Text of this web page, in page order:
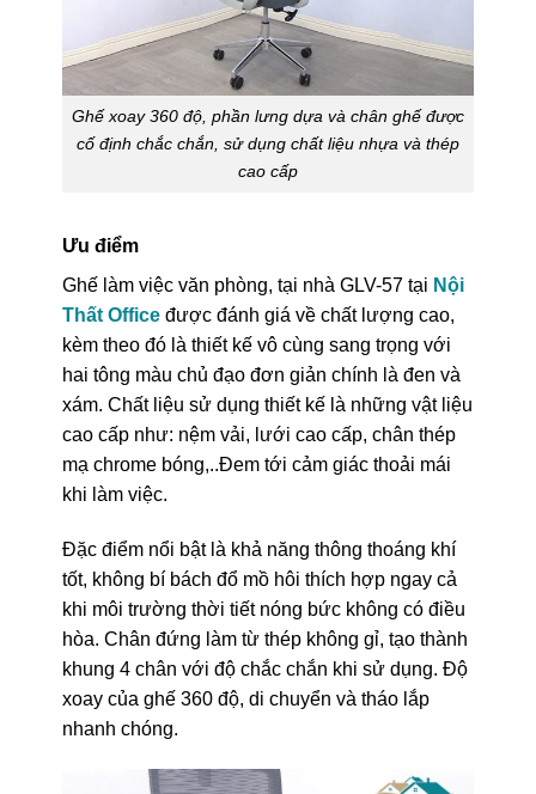
Ghế xoay 360 độ, phần lưng dựa và chân ghế được
cố định chắc chắn, sử dụng chất liệu nhựa và thép
cao cấp
Ưu điểm
Ghế làm việc văn phòng, tại nhà GLV-57 tại Nội
Thất Officeđược đánh giá về chất lượng cao,
kèm theo đó là thiết kế vô cùng sang trọng với
hai tông màu chủ đạo đơn giản chính là đen và
xám. Chất liệu sử dụng thiết kế là những vật liệu
cao cấp như: nệm vải, lưới cao cấp, chân thép
mạ chrome bóng,..Đem tới cảm giác thoải mái
khi làm việc.
Đặc điểm nổi bật là khả năng thông thoáng khí
tốt, không bí bách đổ mồ hôi thích hợp ngay cả
khi môi trường thời tiết nóng bức không có điều
hòa. Chân đứng làm từ thép không gỉ, tạo thành
khung 4 chân với độ chắc chắn khi sử dụng. Độ
xoay của ghế 360 độ, di chuyển và tháo lắp
nhanh chóng.